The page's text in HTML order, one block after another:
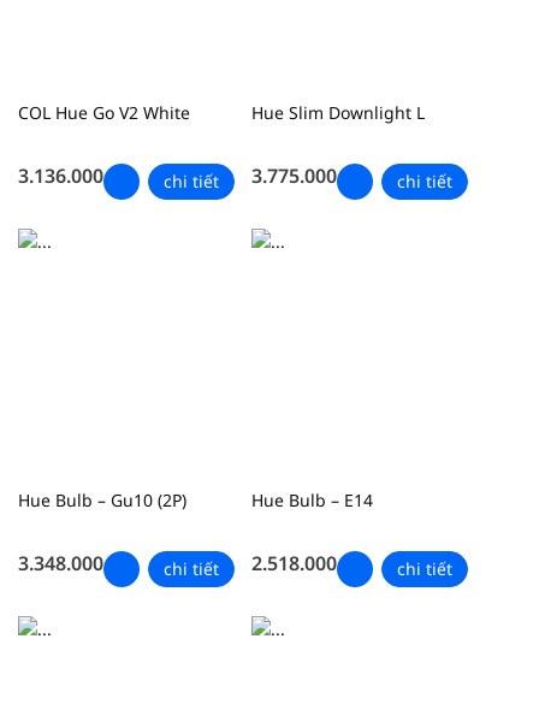
COL Hue Go V2 White
3.136.000 chi tiết
Hue Slim Downlight L
3.775.000 chi tiết
Hue Bulb – Gu10 (2P)
3.348.000 chi tiết
Hue Bulb – E14
2.518.000 chi tiết